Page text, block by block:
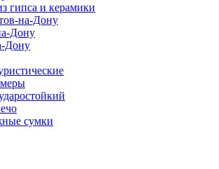
гипса и керамики
на-Дону
Дону
Дону
сумки